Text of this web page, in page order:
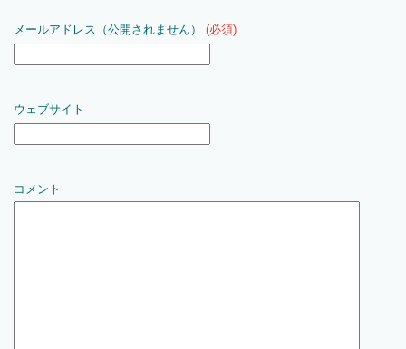
メールアドレス（公開されません） (必須)
ウェブサイト
コメント